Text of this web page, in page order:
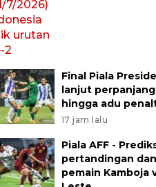
Final Piala
lanjut
hingga adu
17 jam lalu
Piala AFF -
pertandingan
pemain Kamboja